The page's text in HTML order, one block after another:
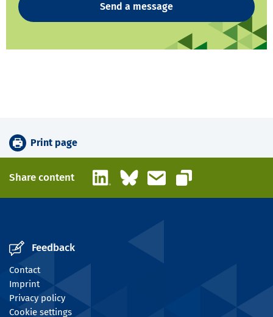
Send a message
Print page
Share content LinkedInBlueskyEmail
Copy link
Feedback
Contact
Imprint
Privacy policy
Cookie settings